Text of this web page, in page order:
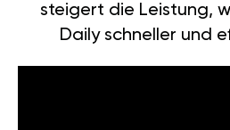
steigert die Leistung,
Daily schneller und